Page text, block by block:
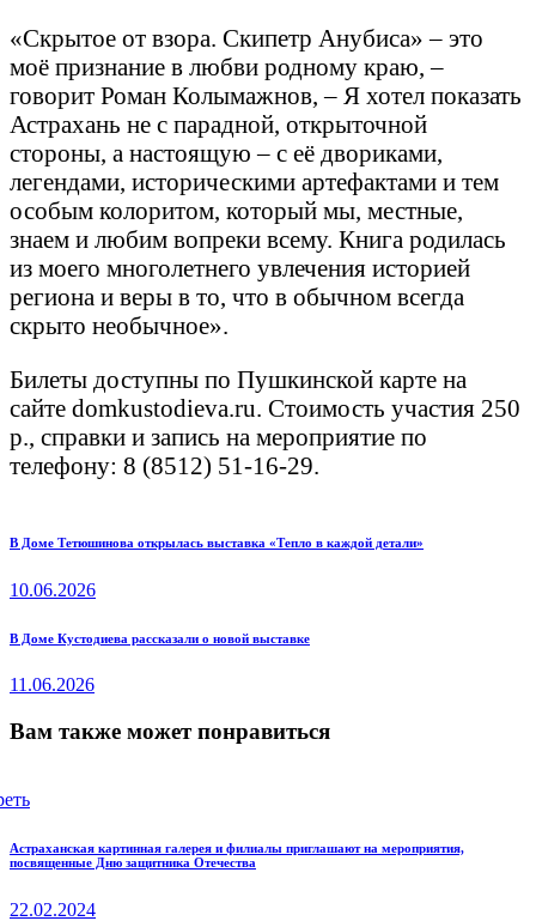
«Скрытое от взора. Скипетр Анубиса» – это
моё признание в любви родному краю, –
говорит Роман Колымажнов, – Я хотел показать
Астрахань не с парадной, открыточной
стороны, а настоящую – с её двориками,
легендами, историческими артефактами и тем
особым колоритом, который мы, местные,
знаем и любим вопреки всему. Книга родилась
из моего многолетнего увлечения историей
региона и веры в то, что в обычном всегда
скрыто необычное».
Билеты доступны по Пушкинской карте на
сайте domkustodieva.ru. Стоимость участия 250
р., справки и запись на мероприятие по
телефону: 8 (8512) 51-16-29.
Навигация
по
Previous
В Доме Тетюшинова открылась выставка «Тепло в каждой детали»
10.06.2026
Next
В Доме Кустодиева рассказали о новой выставке
11.06.2026
Вам также может понравиться
Астраханская картинная галерея и филиалы приглашают на мероприятия,
посвященные Дню защитника Отечества
22.02.2024